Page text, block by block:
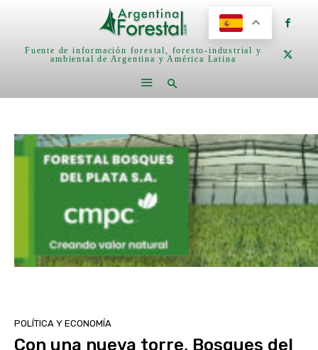
Fuente de información forestal, foresto-industrial y
ambiental de Argentina y América Latina
POLÍTICA Y ECONOMÍA
Con una nueva torre, Bosques del